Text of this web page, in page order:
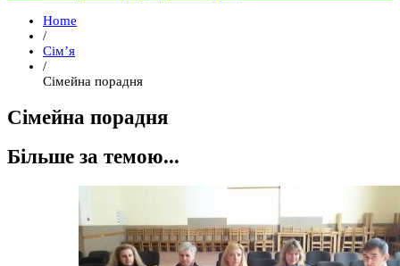
Home
/
Сім’я
/
Сімейна порадня
Сімейна порадня
Більше за темою...